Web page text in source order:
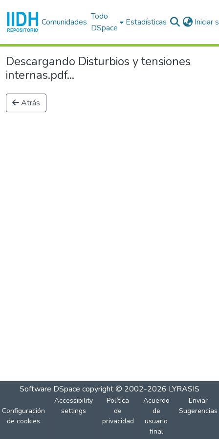
Comunidades
Todo
DSpace
Estadísticas Iniciar
Descargando Disturbios y tensiones
internas.pdf...
Atrás
Software DSpace copyright © 2002-2026 LYRASIS
Configuración
de cookies
Accessibility
settings
Política
de
privacidad
Acuerdo
de
usuario
final
Enviar
Sugerencias